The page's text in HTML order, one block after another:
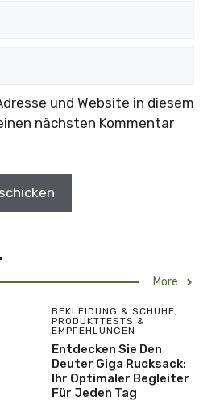
und Website in diesem
nächsten Kommentar
More
BEKLEIDUNG & SCHUHE,
PRODUKTTESTS &
EMPFEHLUNGEN
Entdecken Sie Den
Deuter Giga Rucksack:
Ihr Optimaler Begleiter
Für Jeden Tag